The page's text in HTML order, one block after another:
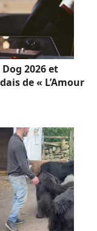
2026 et
de « L’Amour